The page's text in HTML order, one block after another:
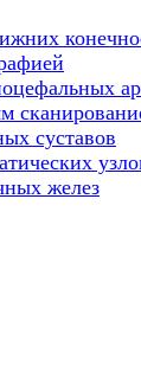
суставов
желез